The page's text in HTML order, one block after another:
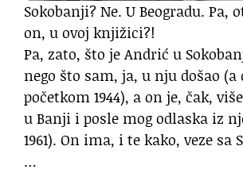
Sokobanji? Ne. U Beogradu. Pa,
on, u ovoj knjižici?!
Pa, zato, što je Andrić u
nego što sam, ja, u nju došao (a
početkom 1944), a on je, čak,
u Banji i posle mog odlaska iz
1961). On ima, i te kako, veze sa
…